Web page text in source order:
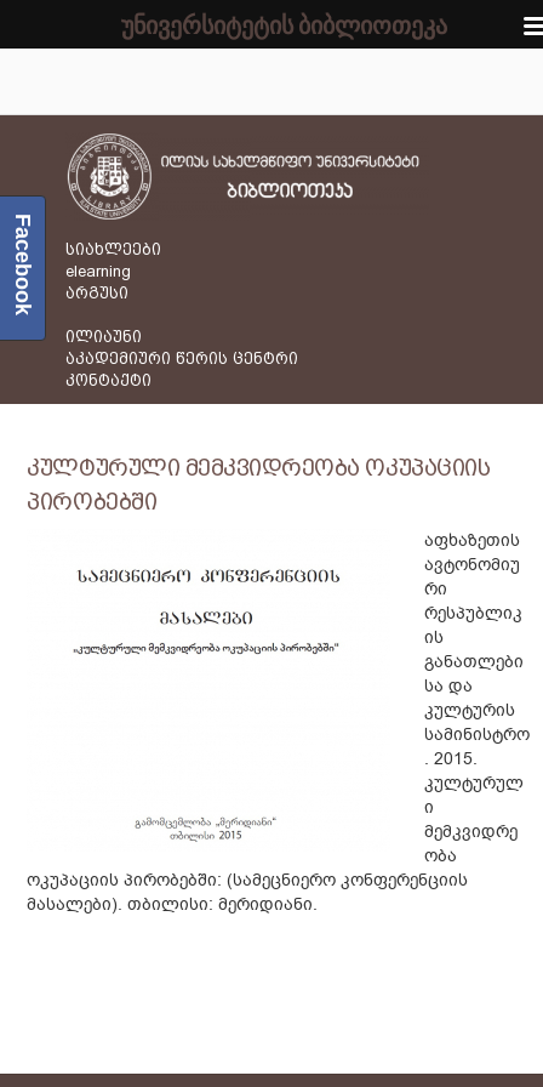
სიახლეები
elearning
არგუსი
ილიაუნი
აკადემიური წერის ცენტრი
კონტაქტი
კულტურული მემკვიდრეობა ოკუპაციის
პირობებში
აფხაზეთის
ავტონომიუ
რი
რესპუბლიკ
ის
განათლები
სა და
კულტურის
სამინისტრო
. 2015.
კულტურულ
ი
მემკვიდრე
ობა
ოკუპაციის პირობებში: (სამეცნიერო კონფერენციის
მასალები). თბილისი: მერიდიანი.
Facebook
უნივერსიტეტის ბიბლიოთეკა